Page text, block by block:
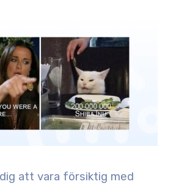
att vara försiktig med